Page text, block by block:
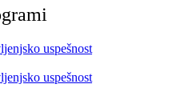
uspešnost
uspešnost